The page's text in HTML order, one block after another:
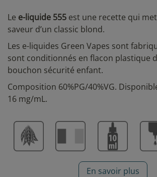
Le e-liquide 555 est une recette qui
saveur d’un classic blond.
Les e-liquides Green Vapes sont
sont conditionnés en flacon plastique
bouchon sécurité enfant.
Composition 60%PG/40%VG.
16 mg/mL.
En savoir plus